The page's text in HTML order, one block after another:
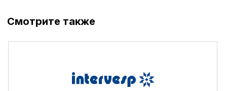
Смотрите также